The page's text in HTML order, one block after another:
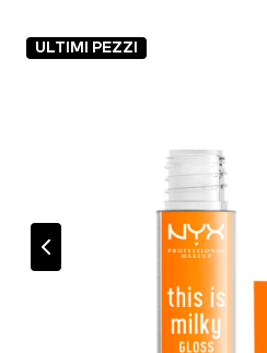
ULTIMI PEZZI